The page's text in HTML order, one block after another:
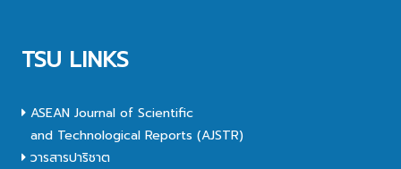
TSU LINKS
ASEAN Journal of Scientific
and Technological Reports (AJSTR)
วารสารปาริชาต